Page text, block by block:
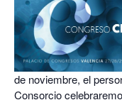
de noviembre, el
Consorcio